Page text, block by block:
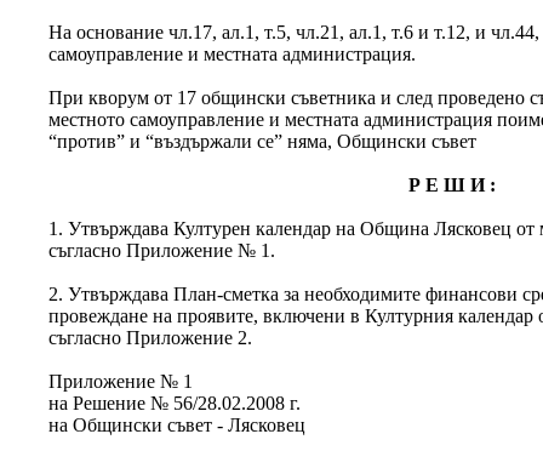
На основание чл.17, ал.1, т.5, чл.21, ал.1, т.6 и т.12, и чл.44,
самоуправление и местната администрация.
При кворум от 17 общински съветника и след проведено
местното самоуправление и местната администрация
“против” и “въздържали се” няма, Общински съвет
Р Е Ш И :
1. Утвърждава Културен календар на Община Лясковец от
съгласно Приложение № 1.
2. Утвърждава План-сметка за необходимите финансови
провеждане на проявите, включени в Културния календар
съгласно Приложение 2.
Приложение № 1
на Решение № 56/28.02.2008 г.
на Общински съвет - Лясковец